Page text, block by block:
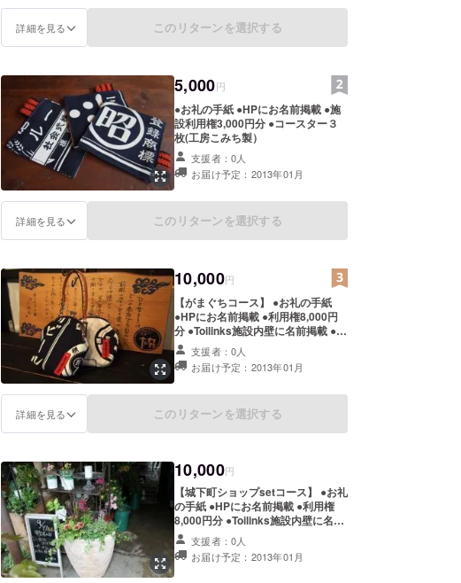
詳細を見る このリターンを選択する
5,000円
●お礼の手紙 ●HPにお名前掲載 ●施
設利用権3,000円分 ●コースター３
枚(工房こみち製）
支援者：0人
お届け予定：2013年01月
詳細を見る このリターンを選択する
10,000円
【がまぐちコース】 ●お礼の手紙
●HPにお名前掲載 ●利用権8,000円
分 ●Toilinks施設内壁に名前掲載 ●が
まぐち手提げ小１個(工房こみち製）
支援者：0人
お届け予定：2013年01月
詳細を見る このリターンを選択する
10,000円
【城下町ショップsetコース】 ●お礼
の手紙 ●HPにお名前掲載 ●利用権
8,000円分 ●Toilinks施設内壁に名前
掲載 ●龍野城下町ショップset 「花
屋 calla」さんのお花 「菓子と珈琲
朔」さんの焼き菓子 「矢車商店」さ
支援者：0人
お届け予定：2013年01月